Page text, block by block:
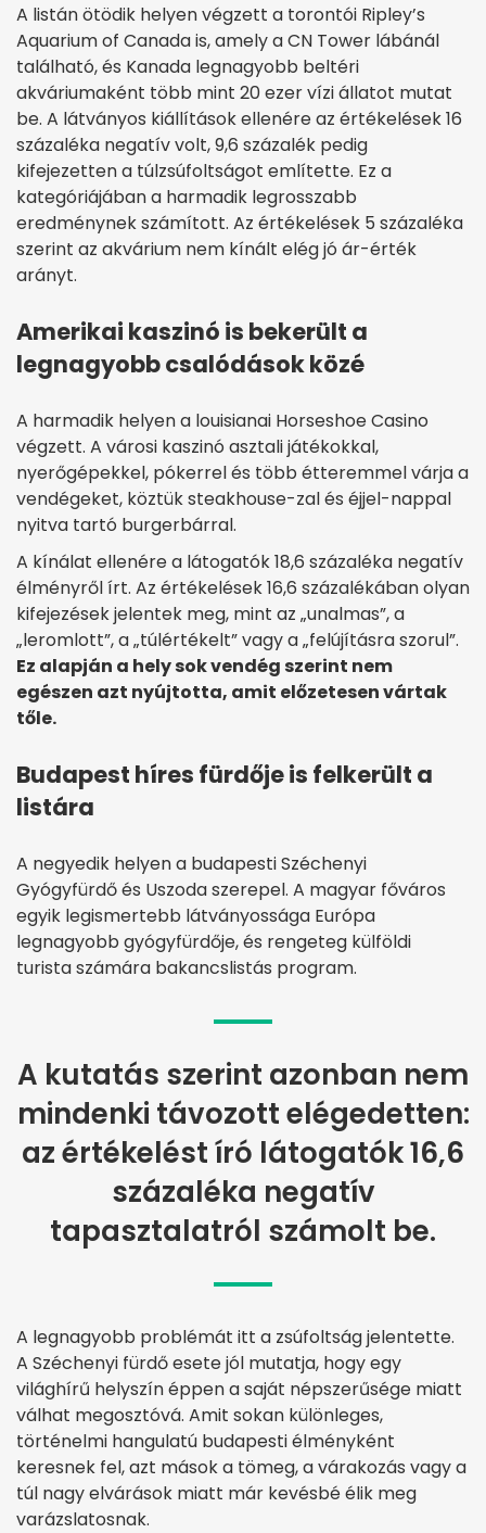
A listán ötödik helyen végzett a torontói Ripley’s
Aquarium of Canada is, amely a CN Tower lábánál
található, és Kanada legnagyobb beltéri
akváriumaként több mint 20 ezer vízi állatot mutat
be. A látványos kiállítások ellenére az értékelések 16
százaléka negatív volt, 9,6 százalék pedig
kifejezetten a túlzsúfoltságot említette. Ez a
kategóriájában a harmadik legrosszabb
eredménynek számított. Az értékelések 5 százaléka
szerint az akvárium nem kínált elég jó ár-érték
arányt.
Amerikai kaszinó is bekerült a
legnagyobb csalódások közé
A harmadik helyen a louisianai Horseshoe Casino
végzett. A városi kaszinó asztali játékokkal,
nyerőgépekkel, pókerrel és több étteremmel várja a
vendégeket, köztük steakhouse-zal és éjjel-nappal
nyitva tartó burgerbárral.
A kínálat ellenére a látogatók 18,6 százaléka negatív
élményről írt. Az értékelések 16,6 százalékában olyan
kifejezések jelentek meg, mint az „unalmas”, a
„leromlott”, a „túlértékelt” vagy a „felújításra szorul”.
Ez alapján a hely sok vendég szerint nem
egészen azt nyújtotta, amit előzetesen vártak
tőle.
Budapest híres fürdője is felkerült a
listára
A negyedik helyen a budapesti Széchenyi
Gyógyfürdő és Uszoda szerepel. A magyar főváros
egyik legismertebb látványossága Európa
legnagyobb gyógyfürdője, és rengeteg külföldi
turista számára bakancslistás program.
A kutatás szerint azonban nem
mindenki távozott elégedetten:
az értékelést író látogatók 16,6
százaléka negatív
tapasztalatról számolt be.
A legnagyobb problémát itt a zsúfoltság jelentette.
A Széchenyi fürdő esete jól mutatja, hogy egy
világhírű helyszín éppen a saját népszerűsége miatt
válhat megosztóvá. Amit sokan különleges,
történelmi hangulatú budapesti élményként
keresnek fel, azt mások a tömeg, a várakozás vagy a
túl nagy elvárások miatt már kevésbé élik meg
varázslatosnak.